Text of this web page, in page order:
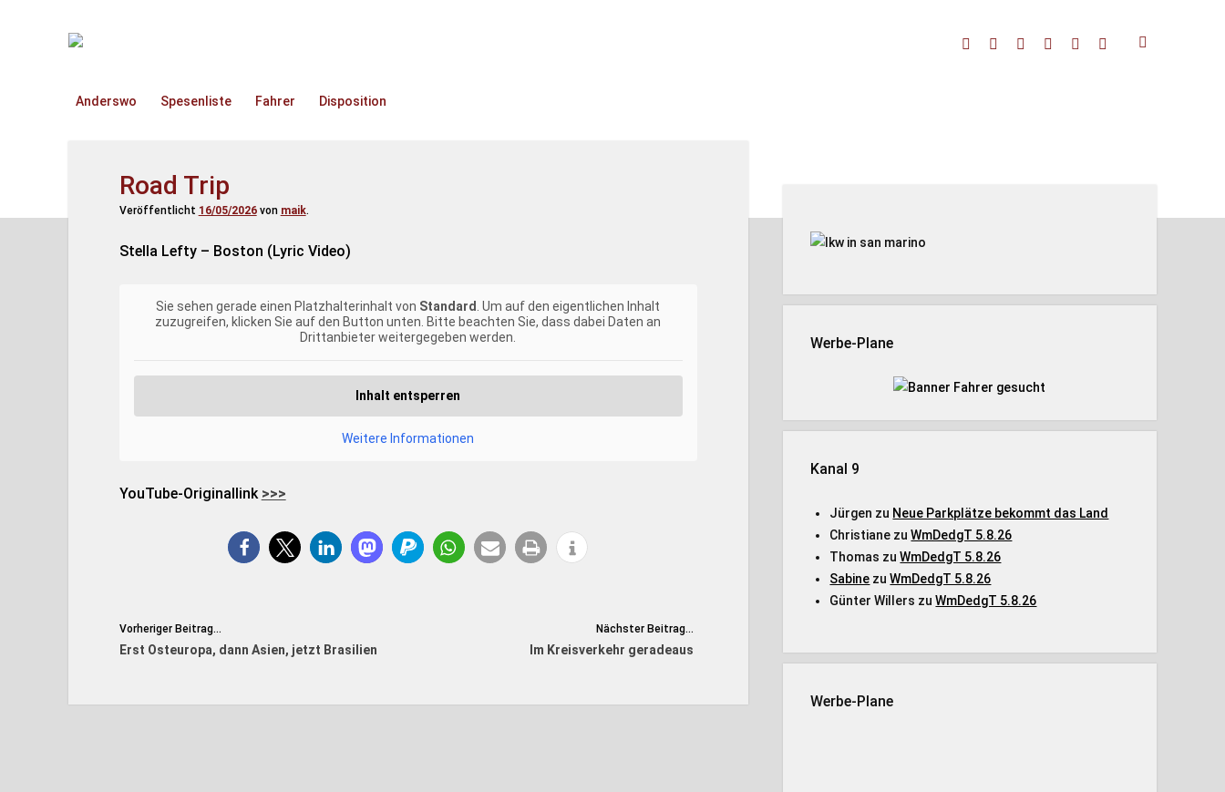
TruckOnline.de facebookthreadslinkedinyoutube
rss amazon
Anderswo Spesenliste Fahrer Disposition
Road Trip
Veröffentlicht 16/05/2026von maik.
Stella Lefty – Boston (Lyric Video)
Sie sehen gerade einen Platzhalterinhalt von Standard . Um auf den eigentlichen Inhalt
zuzugreifen, klicken Sie auf den Button unten. Bitte beachten Sie, dass dabei Daten an
Drittanbieter weitergegeben werden.
Inhalt entsperren
Weitere Informationen
YouTube-Originallink >>>
Vorheriger Beitrag...
Erst Osteuropa, dann Asien, jetzt Brasilien
Nächster Beitrag...
Im Kreisverkehr geradeaus
Werbe-Plane
Kanal 9
Jürgen zu Neue Parkplätze bekommt das Land
Christiane zuWmDedgT 5.8.26
Thomas zuWmDedgT 5.8.26
Sabine zuWmDedgT 5.8.26
Günter Willers zuWmDedgT 5.8.26
Werbe-Plane